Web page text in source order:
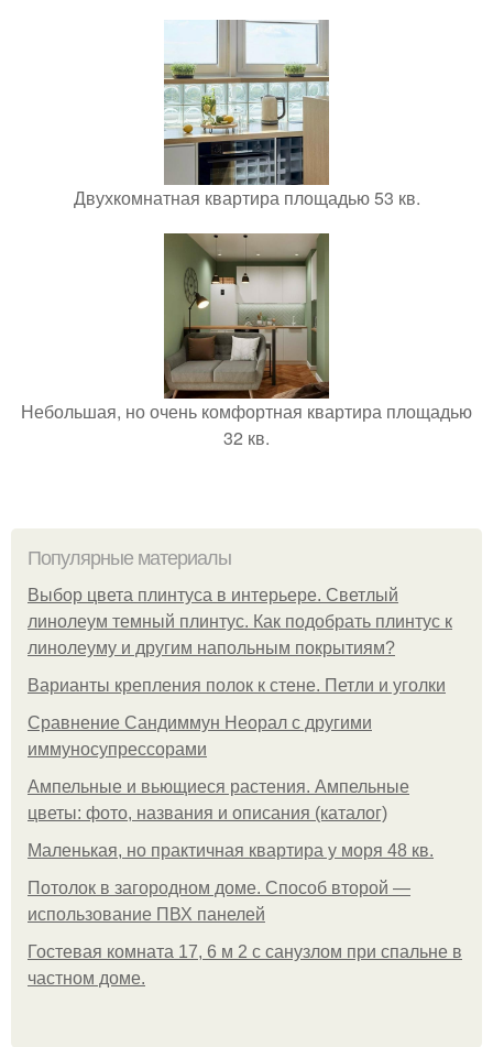
Двухкомнатная квартира площадью 53 кв.
Небольшая, но очень комфортная квартира площадью
32 кв.
Популярные материалы
Выбор цвета плинтуса в интерьере. Светлый
линолеум темный плинтус. Как подобрать плинтус к
линолеуму и другим напольным покрытиям?
Варианты крепления полок к стене. Петли и уголки
Сравнение Сандиммун Неорал с другими
иммуносупрессорами
Ампельные и вьющиеся растения. Ампельные
цветы: фото, названия и описания (каталог)
Маленькая, но практичная квартира у моря 48 кв.
Потолок в загородном доме. Способ второй —
использование ПВХ панелей
Гостевая комната 17, 6 м 2 с санузлом при спальне в
частном доме.